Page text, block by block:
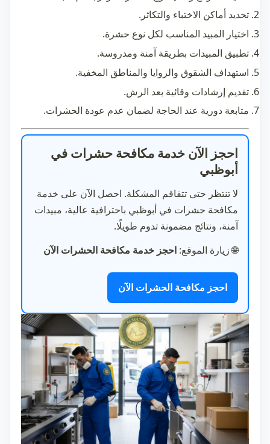
تحديد أماكن الاختباء والتكاثر.
اختيار المبيد المناسب لكل نوع حشرة.
تطبيق المبيدات بطريقة آمنة ومدروسة.
استهداف الشقوق والزوايا والمناطق المخفية.
تقديم إرشادات وقائية بعد الرش.
متابعة دورية عند الحاجة لضمان عدم عودة الحشرات.
احجز الآن خدمة مكافحة حشرات في
أبوظبي
لا تنتظر حتى تتفاقم المشكلة. احصل الآن على خدمة
مكافحة حشرات في أبوظبي باحترافية عالية، مبيدات
آمنة، ونتائج مضمونة تدوم طويلًا.
🌐زيارة الموقع: احجز خدمة مكافحة الحشرات الآن
احجز مكافحة الحشرات الآن